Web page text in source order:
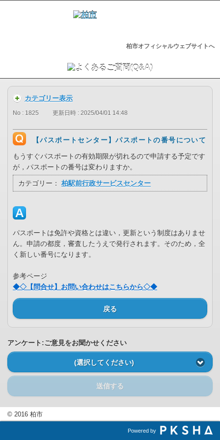
柏市オフィシャルウェブサイトへ
カテゴリー表示
No : 1825 更新日時 : 2025/04/01 14:48
【パスポートセンター】パスポートの番号について
もうすぐパスポートの有効期限が切れるので申請する予定です
が，パスポートの番号は変わりますか。
カテゴリー： 柏駅前行政サービスセンター
パスポートは免許や資格とは違い，更新という制度はありませ
ん。申請の都度，審査したうえで発行されます。そのため，全
く新しい番号になります。
参考ページ
◆◇【問合せ】お問い合わせはこちらから◇◆
戻る
アンケート:ご意見をお聞かせください
(選択してください)
送信する
© 2016 柏市
Powered by